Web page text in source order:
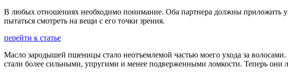
В любых отношениях необходимо понимание. Оба партнера должны приложить
пытаться смотреть на вещи с его точки зрения.
перейти к статье
Масло зародышей пшеницы стало неотъемлемой частью моего ухода за
стали более сильными, упругими и менее подверженными ломкости. Теперь они